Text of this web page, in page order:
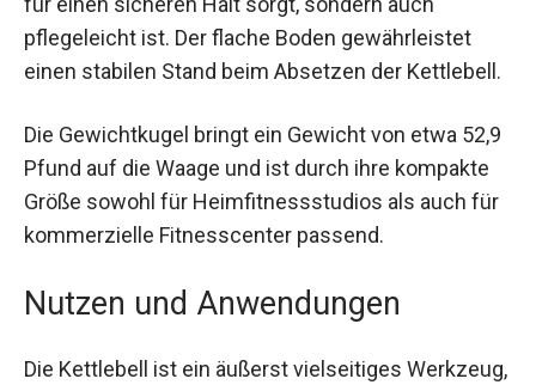
pflegeleicht ist. Der flache Boden gewährleistet
einen stabilen Stand beim Absetzen der
Kettlebell.
Die Gewichtkugel bringt ein Gewicht von etwa
52,9 Pfund auf die Waage und ist durch ihre
kompakte Größe sowohl für Heimfitnessstudios
als auch für kommerzielle Fitnesscenter
Nutzen und Anwendungen